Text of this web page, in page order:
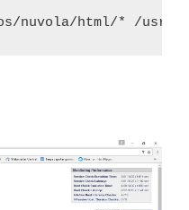
nuvola/html/* /usr/